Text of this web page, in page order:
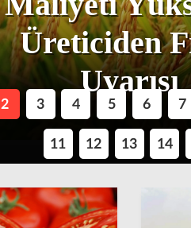
Üreticiden
Uyarısı
2 3 4 5 6 7
11 12 13 14